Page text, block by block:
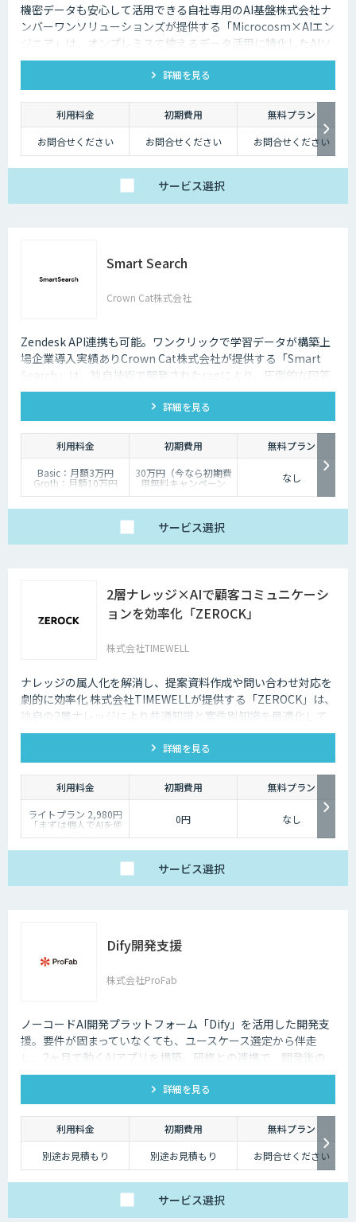
機密データも安心して活用できる自社専用のAI基盤株式会社ナ
ンバーワンソリューションズが提供する「Microcosm×AIエン
ジニア」は、オンプレミスで使えるデータ活用に特化したAIソ
リューションをAIエンジニアが貴社の課題に合わせてカスタマ
イズするサービスです。社内に眠るデータを「会社の資産」と
して生まれ変わらせることができます。
詳細を見る
利用料金 初期費用
無料プラン
お問合せください
お問合せください お問合せください
サービス選択
Smart Search
Crown Cat株式会社
Zendesk API連携も可能。ワンクリックで学習データが構築上
場企業導入実績ありCrown Cat株式会社が提供する「Smart
Search」は、独自技術で開発されたragにより、圧倒的な回答
精度を誇るAIチャットボットです。また回答精度が悪い時は管
理画面から簡単にご自身でチューニングができる、簡単でかつ
高精度な特徴があります。
詳細を見る
利用料金 初期費用
無料プラン
Basic：月額3万円
Groth：月額10万円
Enterprise：月額20万
30万円（今なら初期費
用無料キャンペーン
中）
なし
サービス選択
2層ナレッジ×AIで顧客コミュニケーシ
ョンを効率化「ZEROCK」
株式会社TIMEWELL
ナレッジの属人化を解消し、提案資料作成や問い合わせ対応を
劇的に効率化 株式会社TIMEWELLが提供する「ZEROCK」は、
独自の2層ナレッジにより共通知識と案件別知識を最適化して
活用できるAIエージェントです 。資料作成や返信工数を最大
80%削減し、商談獲得までを自動化します。
詳細を見る
利用料金 初期費用
無料プラン
ライトプラン 2,980円
「まずは個人でAIを使
い倒したい」方に
で、日々の壁打ちや調
※AIスライド作成など
「チームで業務を劇的
に変えたい」方に
・5名様まで一律料金
で使い放題
・全機能制限なし！ AI
を最大化
0円 なし
サービス選択
Dify開発支援
株式会社ProFab
ノーコードAI開発プラットフォーム「Dify」を活用した開発支
援。要件が固まっていなくても、ユースケース選定から伴走
し、2ヶ月で動くAIアプリを構築。研修との連携で、開発後の
内製化・自走までサポートします。
詳細を見る
利用料金 初期費用
無料プラン
別途お見積もり
別途お見積もり お問合せください
サービス選択